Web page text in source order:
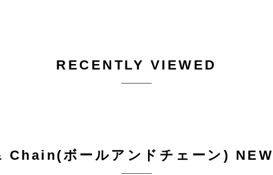
RECENTLY VIEWED
ボールアンドチェーン)